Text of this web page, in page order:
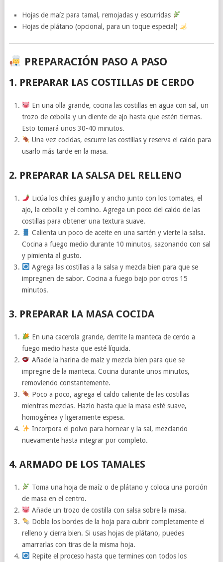
Hojas de maíz para tamal, remojadas y escurridas
Hojas de plátano (opcional, para un toque especial)
PREPARACIÓN PASO A PASO
1. PREPARAR LAS COSTILLAS DE CERDO
En una olla grande, cocina las costillas en agua con sal, un
trozo de cebolla y un diente de ajo hasta que estén tiernas.
Esto tomará unos 30-40 minutos.
Una vez cocidas, escurre las costillas y reserva el caldo para
usarlo más tarde en la masa.
2. PREPARAR LA SALSA DEL RELLENO
Licúa los chiles guajillo y ancho junto con los tomates, el
ajo, la cebolla y el comino. Agrega un poco del caldo de las
costillas para obtener una textura suave.
Calienta un poco de aceite en una sartén y vierte la salsa.
Cocina a fuego medio durante 10 minutos, sazonando con sal
y pimienta al gusto.
Agrega las costillas a la salsa y mezcla bien para que se
impregnen de sabor. Cocina a fuego bajo por otros 15
minutos.
3. PREPARAR LA MASA COCIDA
En una cacerola grande, derrite la manteca de cerdo a
fuego medio hasta que esté líquida.
Añade la harina de maíz y mezcla bien para que se
impregne de la manteca. Cocina durante unos minutos,
removiendo constantemente.
Poco a poco, agrega el caldo caliente de las costillas
mientras mezclas. Hazlo hasta que la masa esté suave,
homogénea y ligeramente espesa.
Incorpora el polvo para hornear y la sal, mezclando
nuevamente hasta integrar por completo.
4. ARMADO DE LOS TAMALES
Toma una hoja de maíz o de plátano y coloca una porción
de masa en el centro.
Añade un trozo de costilla con salsa sobre la masa.
Dobla los bordes de la hoja para cubrir completamente el
relleno y cierra bien. Si usas hojas de plátano, puedes
amarrarlas con tiras de la misma hoja.
Repite el proceso hasta que termines con todos los